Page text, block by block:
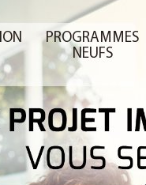
PROGRAMMES
NEUFS